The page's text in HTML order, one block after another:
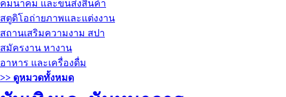
คมนาคม และขนส่งสินค้า
สตูดิโอถ่ายภาพและแต่งงาน
สถานเสริมความงาม สปา
สมัครงาน หางาน
อาหาร และเครื่องดื่ม
>> ดูหมวดทั้งหมด